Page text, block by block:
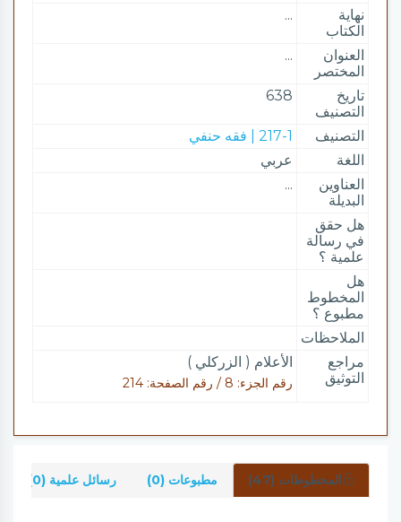
نهاية
الكتاب
...
العنوان
المختصر
...
تاريخ
التصنيف
638
التصنيف
217-1 | فقه حنفي
اللغة
عربي
العناوين
البديلة
...
هل حقق
في رسالة
علمية ؟
هل
المخطوط
مطبوع ؟
الملاحظات
مراجع
التوثيق
الأعلام ( الزركلي )
رقم الجزء: 8 / رقم الصفحة: 214
المخطوطات (47) مطبوعات (0) رسائل علمية (0)